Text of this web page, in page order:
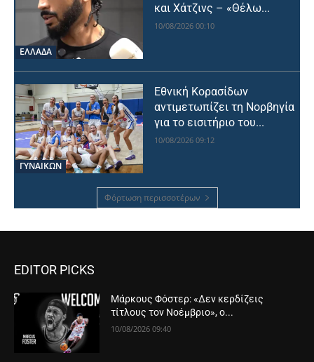
ΕΛΛΑΔΑ
και Χάτζινς – «Θέλω...
10/08/2026 00:10
ΓΥΝΑΙΚΩΝ
Εθνική Κορασίδων
αντιμετωπίζει τη Νορβηγία
για το εισιτήριο του...
10/08/2026 09:12
Φόρτωση περισσοτέρων
EDITOR PICKS
Μάρκους Φόστερ: «Δεν κερδίζεις
τίτλους τον Νοέμβριο», ο...
10/08/2026 09:40